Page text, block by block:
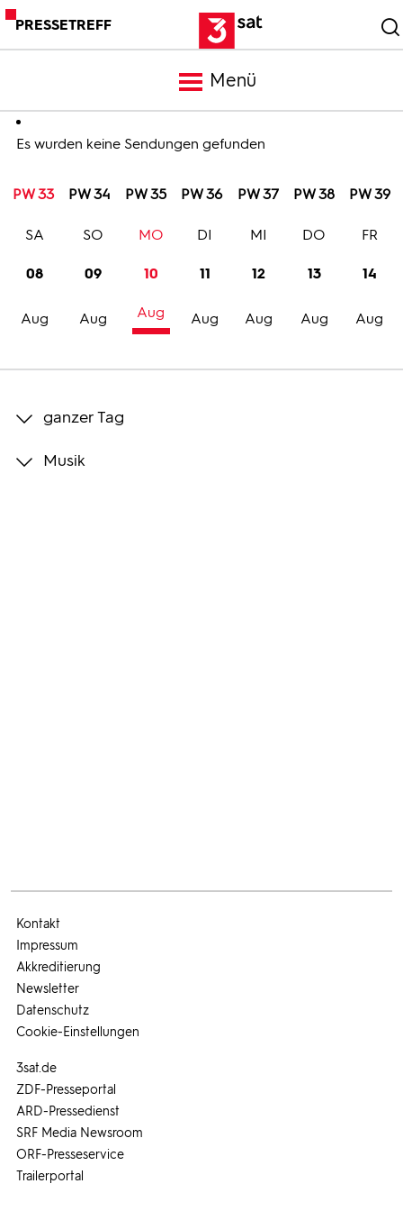
PRESSETREFF
Menü
Meldungen
Programm
Trailer
Bilder
Es wurden keine Sendungen gefunden
PW 33 PW 34 PW 35 PW 36 PW 37 PW 38 PW 39
08
Aug
SA
09
Aug
SO
10
Aug
MO
11
Aug
DI
12
Aug
MI
13
Aug
DO
14
Aug
FR
ganzer Tag
Musik
3sat.de
ZDF-Presseportal
ARD-Pressedienst
SRF Media Newsroom
ORF-Presseservice
Trailerportal
Kontakt
Impressum
Akkreditierung
Newsletter
Datenschutz
Cookie-Einstellungen